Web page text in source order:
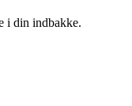
i din indbakke.